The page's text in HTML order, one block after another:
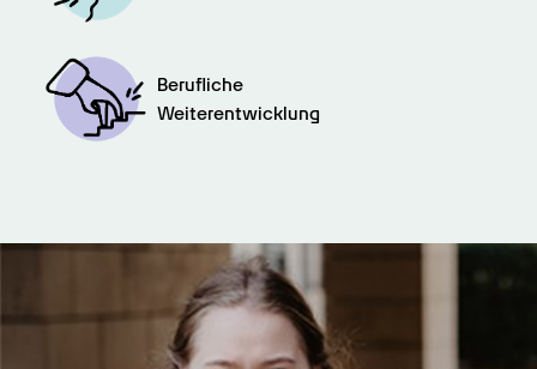
Berufliche
Weiterentwicklung